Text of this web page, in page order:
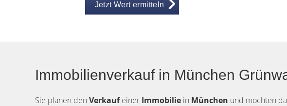
Jetzt Wert ermitteln
Immobilienverkauf in München
Sie planen den Verkaufeiner Immobilie in München und möchten